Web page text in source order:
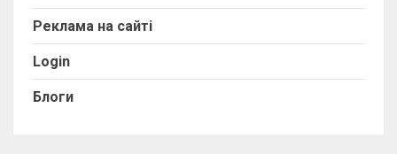
Реклама на сайті
Login
Блоги